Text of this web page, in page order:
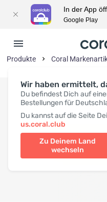
Wir haben ermittelt,
Du befindest Dich auf
Bestellungen für
Du kannst auf die Seite
us.coral.club
Zu Deinem Land
wechseln
Produkte Coral
In der App
Google Play